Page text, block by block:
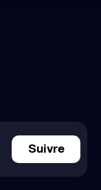
Suivre